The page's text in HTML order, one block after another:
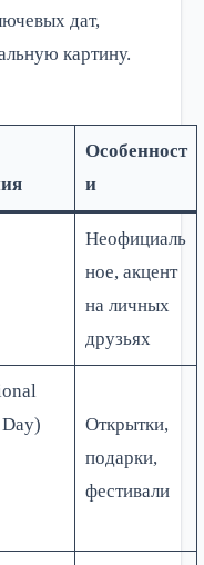
дат,
картину.
Особенност
и
Неофициаль
ное, акцент
на личных
друзьях
Открытки,
подарки,
фестивали